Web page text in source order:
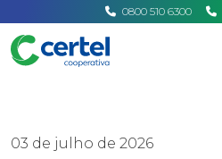
0800 510 6300
Certel
03 de julho de 2026